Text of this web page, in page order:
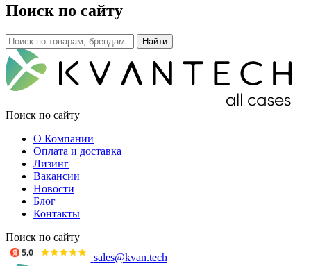
Поиск по сайту
Поиск по сайту
О Компании
Оплата и доставка
Лизинг
Вакансии
Новости
Блог
Контакты
Поиск по сайту
sales@kvan.tech